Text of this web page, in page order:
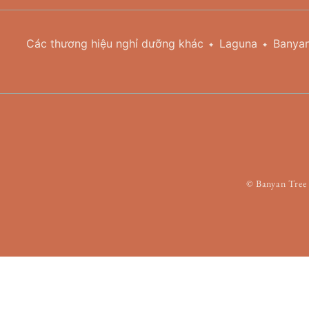
Các thương hiệu nghỉ dưỡng khác Laguna
© Banyan